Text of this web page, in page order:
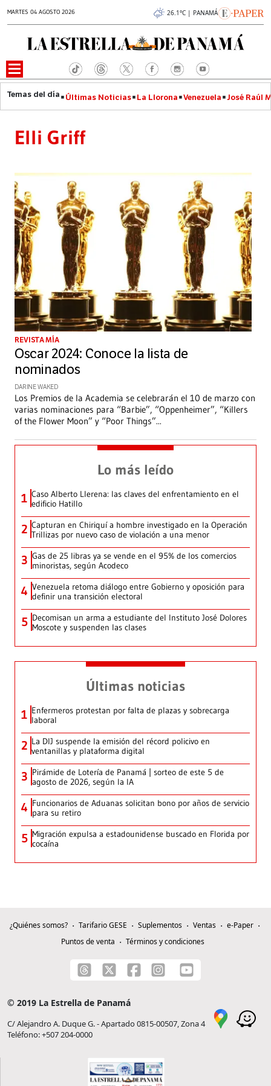
MARTES 04 AGOSTO 2026 26.1°C | PANAMÁ
Últimas Noticias La Llorona Venezuela José Raúl
Elli Griff
REVISTA MÍA
Oscar 2024: Conoce la lista de
nominados
DARINE WAKED
Los Premios de la Academia se celebrarán el 10 de marzo con
varias nominaciones para “Barbie”, “Oppenheimer”, “Killers
of the Flower Moon” y “Poor Things”...
Lo más leído
1 Caso Alberto Llerena: las claves del enfrentamiento en el
edificio Hatillo
2 Capturan en Chiriquí a hombre investigado en la Operación
Trillizas por nuevo caso de violación a una menor
3 Gas de 25 libras ya se vende en el 95% de los comercios
minoristas, según Acodeco
4 Venezuela retoma diálogo entre Gobierno y oposición para
definir una transición electoral
5 Decomisan un arma a estudiante del Instituto José Dolores
Moscote y suspenden las clases
Últimas noticias
1 Enfermeros protestan por falta de plazas y sobrecarga
laboral
2 La DIJ suspende la emisión del récord policivo en
ventanillas y plataforma digital
3 Pirámide de Lotería de Panamá | sorteo de este 5 de
agosto de 2026, según la IA
4 Funcionarios de Aduanas solicitan bono por años de servicio
para su retiro
5 Migración expulsa a estadounidense buscado en Florida por
cocaína
¿Quiénes somos? Tarifario GESE Suplementos Ventas
e-Paper
Puntos de venta
Términos y condiciones
© 2019 La Estrella de Panamá
C/ Alejandro A. Duque G. - Apartado 0815-00507, Zona 4
Teléfono: +507 204-0000